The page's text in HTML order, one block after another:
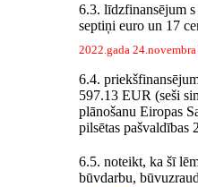
6.3. līdzfinansējum
septiņi euro un 17
2022.gada 24.novembra
6.4.
597.13 EUR (seši
plānošanu Eiropas
pilsētas pašvaldības
6.5. noteikt, ka šī
būvdarbu,